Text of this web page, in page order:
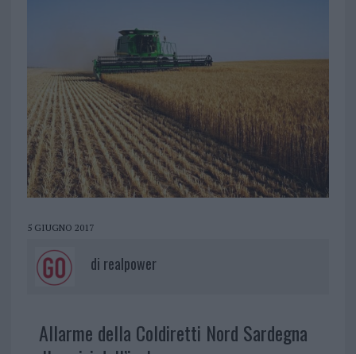
5 GIUGNO 2017
di realpower
Allarme della Coldiretti Nord Sardegna